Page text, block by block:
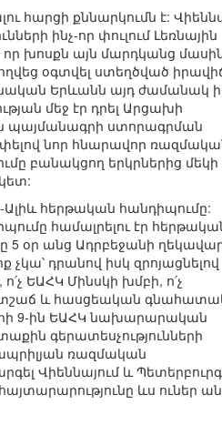
հարցի քննարկումն է:
ինչ-որ փուլում Լեռնային
խոսքն այն մարդկանց
օգտվել ստեղծված
Երևանն այդ ժամանակ
մեջ էր դրել Արցախի
պայմանագրի ստորագրման
նոր հնարավոր
բանակցող երկրներից մեկի
հերթական հանդիպումը:
համալրելու էր
5 օր անց Ադրբեջանի
դրանով իսկ զրոյացնելով
ԵԱՀԿ Մինսկի խմբի, ո՛չ
և հասցեական
9-ին ԵԱՀԿ նախարարական
գերատեսչությունների
ռազմական
Վիեննայում և
ևս ուներ